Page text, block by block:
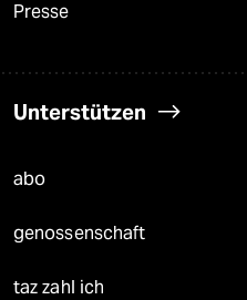
Presse
Unterstützen
abo
genossenschaft
taz zahl ich